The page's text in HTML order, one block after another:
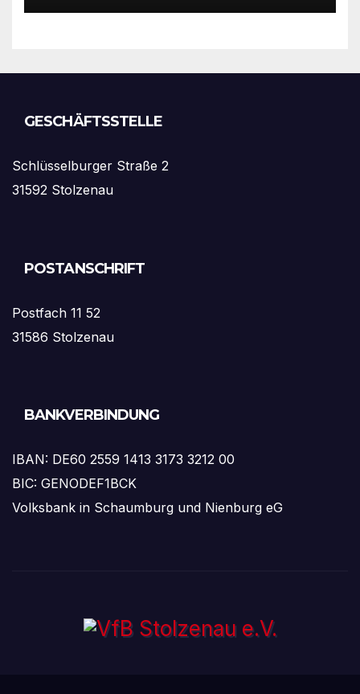
GESCHÄFTSSTELLE
Schlüsselburger Straße 2
31592 Stolzenau
POSTANSCHRIFT
Postfach 11 52
31586 Stolzenau
BANKVERBINDUNG
IBAN: DE60 2559 1413 3173 3212 00
BIC: GENODEF1BCK
Volksbank in Schaumburg und Nienburg eG